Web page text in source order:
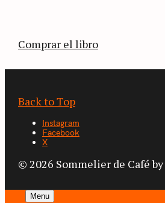
Comprar el libro
Back to Top
Instagram
Facebook
X
© 2026 Sommelier de Café by
Menu